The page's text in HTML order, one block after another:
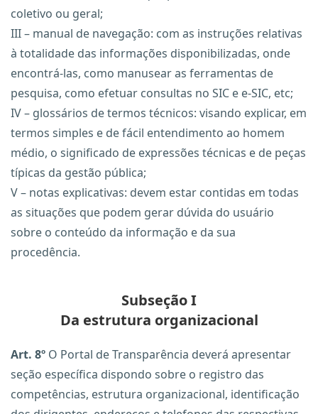
coletivo ou geral;
III – manual de navegação: com as instruções relativas
à totalidade das informações disponibilizadas, onde
encontrá-las, como manusear as ferramentas de
pesquisa, como efetuar consultas no SIC e e-SIC, etc;
IV – glossários de termos técnicos: visando explicar, em
termos simples e de fácil entendimento ao homem
médio, o significado de expressões técnicas e de peças
típicas da gestão pública;
V – notas explicativas: devem estar contidas em todas
as situações que podem gerar dúvida do usuário
sobre o conteúdo da informação e da sua
procedência.
Subseção I
Da estrutura organizacional
Art. 8º O Portal de Transparência deverá apresentar
seção específica dispondo sobre o registro das
competências, estrutura organizacional, identificação